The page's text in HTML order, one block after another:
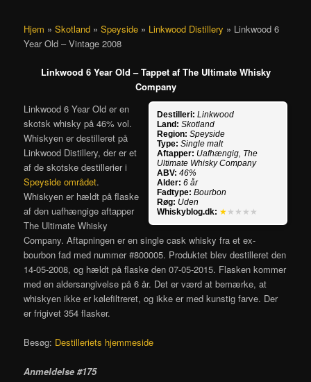
Hjem »Skotland »Speyside » Linkwood Distillery » Linkwood 6
Year Old – Vintage 2008
Linkwood 6 Year Old – Tappet af The Ultimate Whisky
Company
Destilleri: Linkwood
Land: Skotland
Region: Speyside
Type: Single malt
Aftapper: Uafhængig, The
Ultimate Whisky Company
ABV: 46%
Alder: 6 år
Fadtype: Bourbon
Røg: Uden
Whiskyblog.dk: ★ ★★★★
Linkwood 6 Year Old er en
skotsk whisky på 46% vol.
Whiskyen er destilleret på
Linkwood Distillery, der er et
af de skotske destillerier i
Speyside området.
Whiskyen er hældt på flaske
af den uafhængige aftapper
The Ultimate Whisky
Company. Aftapningen er en single cask whisky fra et ex-
bourbon fad med nummer #800005. Produktet blev destilleret den
14-05-2008, og hældt på flaske den 07-05-2015. Flasken kommer
med en aldersangivelse på 6 år. Det er værd at bemærke, at
whiskyen ikke er kølefiltreret, og ikke er med kunstig farve. Der
er frigivet 354 flasker.
Besøg: Destilleriets hjemmeside
Anmeldelse #175